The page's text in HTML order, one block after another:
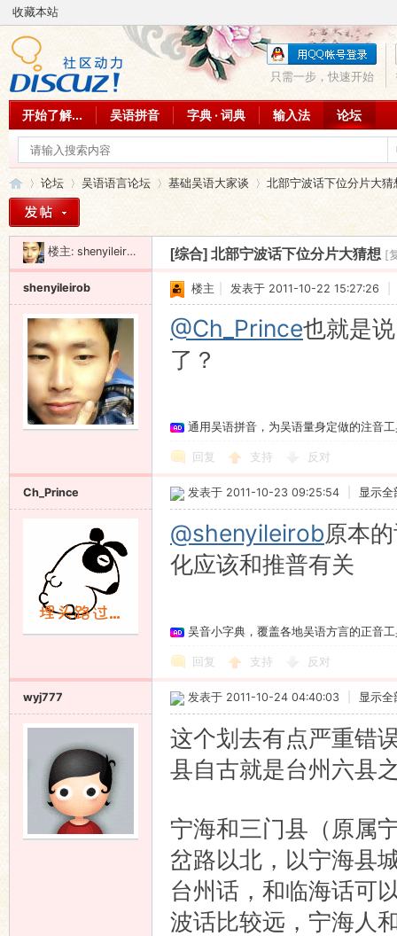
收藏本站
只需一步，快速开始
开始了解... 吴语拼音 字典 · 词典 输入法 论坛
»
论坛
›
吴语语言论坛 基础吴语大家谈 北部宁波话下位分片大猜
楼主: shenyileirob [综合] 北部宁波话下位分片大猜想 [
shenyileirob 楼主 发表于 2011-10-22 15:27:26
@Ch_Prince也就是
了？
通用吴语拼音，为吴语量身定做的注音
回复 支持 反对
Ch_Prince 发表于 2011-10-23 09:25:54 显示全
@shenyileirob原本
化应该和推普有关
吴音小字典，覆盖各地吴语方言的正音
回复 支持 反对
wyj777 发表于 2011-10-24 04:40:03 显示全
这个划去有点严重错
县自古就是台州六县
宁海和三门县（原属
岔路以北，以宁海县
台州话，和临海话可
波话比较远，宁海人